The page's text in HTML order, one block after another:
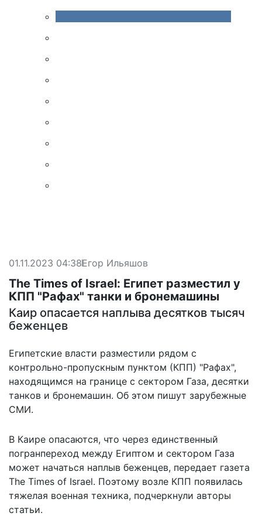
01.11.2023 04:38Егор Ильяшов
The Times of Israel: Египет разместил у
КПП "Рафах" танки и бронемашины
Каир опасается наплыва десятков тысяч
беженцев
Египетские власти разместили рядом с
контрольно-пропускным пунктом (КПП) "Рафах",
находящимся на границе с сектором Газа, десятки
танков и бронемашин. Об этом пишут зарубежные
СМИ.
В Каире опасаются, что через единственный
погранпереход между Египтом и сектором Газа
может начаться наплыв беженцев, передает газета
The Times of Israel. Поэтому возле КПП появилась
тяжелая военная техника, подчеркнули авторы
статьи.